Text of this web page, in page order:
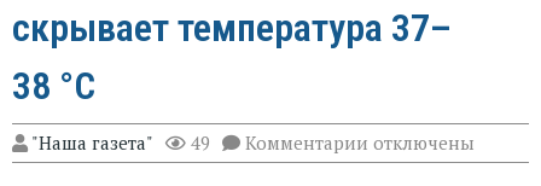
скрывает температура 37–
38 °C
"Наша газета" 49 Комментарии к
записи
отключены